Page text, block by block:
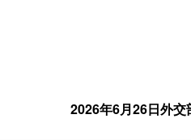
2026年6月26日外